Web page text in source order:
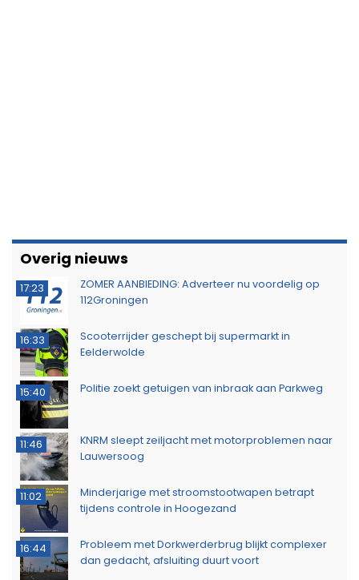
Overig nieuws
17:23
ZOMER AANBIEDING: Adverteer nu voordelig op
112Groningen
16:33
Scooterrijder geschept bij supermarkt in
Eelderwolde
15:40 Politie zoekt getuigen van inbraak aan Parkweg
11:46
KNRM sleept zeiljacht met motorproblemen naar
Lauwersoog
11:02
Minderjarige met stroomstootwapen betrapt
tijdens controle in Hoogezand
16:44
Probleem met Dorkwerderbrug blijkt complexer
dan gedacht, afsluiting duurt voort